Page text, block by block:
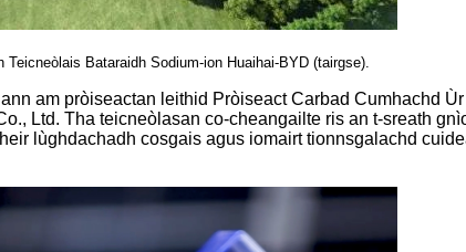
Bataraidh Sodium-ion Huaihai-BYD (tairgse).
am pròiseactan leithid Pròiseact Carbad Cumhachd
Ltd. Tha teicneòlasan co-cheangailte ris an t-sreath
lùghdachadh cosgais agus iomairt tionnsgalachd